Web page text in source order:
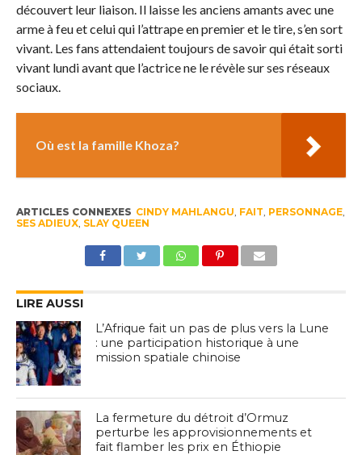
découvert leur liaison. Il laisse les anciens amants avec une
arme à feu et celui qui l’attrape en premier et le tire, s’en sort
vivant. Les fans attendaient toujours de savoir qui était sorti
vivant lundi avant que l’actrice ne le révèle sur ses réseaux
sociaux.
Où est la famille Khoza?
ARTICLES CONNEXES CINDY MAHLANGU FAIT PERSONNAGE,
SES ADIEUX, SLAY QUEEN
LIRE AUSSI
L’Afrique fait un pas de plus vers la Lune
: une participation historique à une
mission spatiale chinoise
La fermeture du détroit d’Ormuz
perturbe les approvisionnements et
fait flamber les prix en Éthiopie